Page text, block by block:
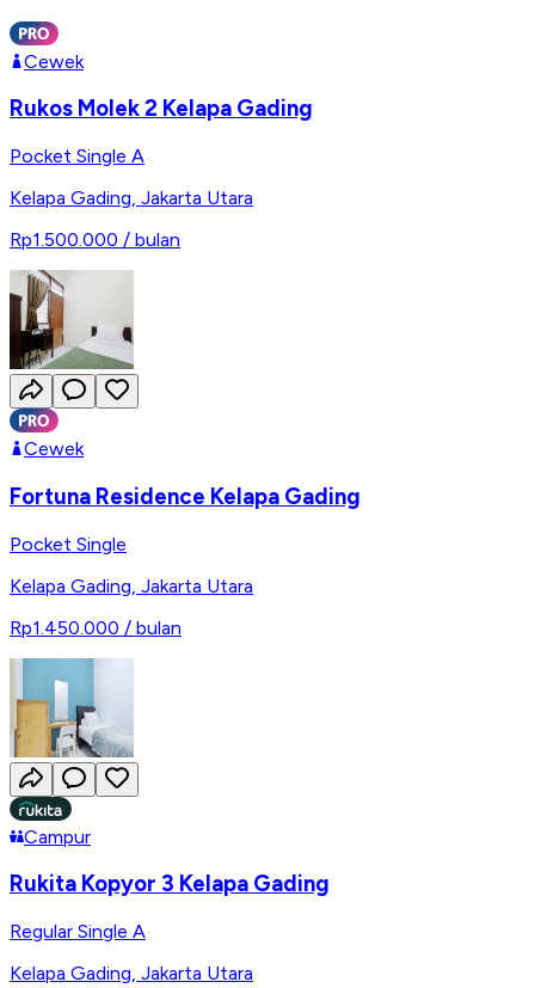
Cewek
Rukos Molek 2 Kelapa Gading
Pocket Single A
Kelapa Gading, Jakarta Utara
Rp1.500.000 / bulan
Cewek
Fortuna Residence Kelapa Gading
Pocket Single
Kelapa Gading Jakarta Utara
Rp1.450.000 / bulan
Campur
Rukita Kopyor 3 Kelapa Gading
Regular Single A
Kelapa Gading, Jakarta Utara